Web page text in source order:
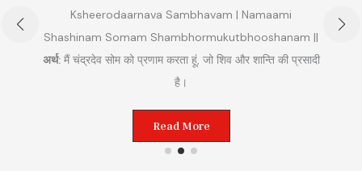
Ksheerodaarnava Sambhavam | Namaami
Shashinam Somam Shambhormukutbhooshanam ||
अर्थ:मैं चंद्रदेव सोम को प्रणाम करता हूं, जो शिव और शान्ति की प्रसादी
है।
Read More